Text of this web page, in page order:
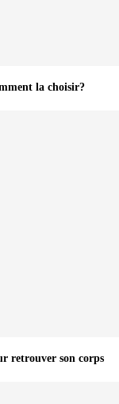
la choisir?
retrouver son corps